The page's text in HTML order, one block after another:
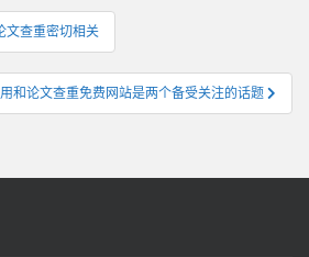
文查重密切相关
和论文查重免费网站是两个备受关注的话题